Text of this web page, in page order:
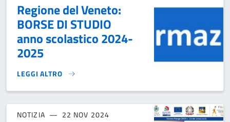
Regione del Veneto:
BORSE DI STUDIO
anno scolastico 2024-
2025
LEGGI ALTRO
REGIONE DEL VENETO: BORSE DI STUDIO ANNO
NOTIZIA 22 NOV 2024